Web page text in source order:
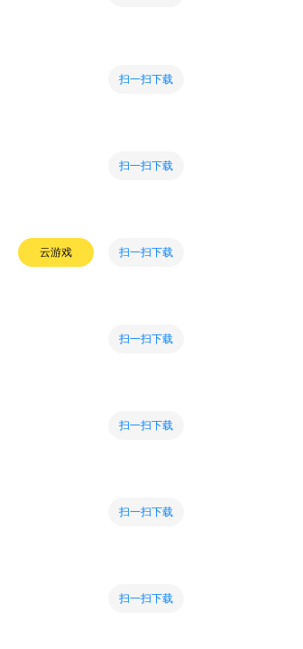
扫一扫下载
扫一扫下载
云游戏 扫一扫下载
扫一扫下载
扫一扫下载
扫一扫下载
扫一扫下载